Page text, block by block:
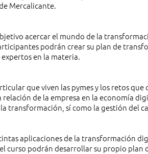
Mercalicante.
acercar el mundo de la
podrán crear su plan de
en la materia.
que viven las pymes y los retos
de la empresa en la economía
transformación, sí como la gestión del
aplicaciones de la transformación
curso podrán desarrollar su propio